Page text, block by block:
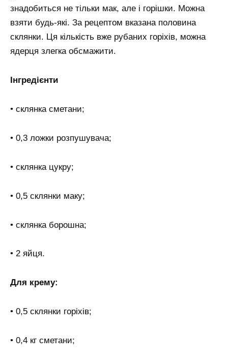
знадобиться не тільки мак, але і горішки. Можна
взяти будь-які. За рецептом вказана половина
склянки. Ця кількість вже рубаних горіхів, можна
ядерця злегка обсмажити.
Інгредієнти
• склянка сметани;
• 0,3 ложки розпушувача;
• склянка цукру;
• 0,5 склянки маку;
• склянка борошна;
• 2 яйця.
Для крему:
• 0,5 склянки горіхів;
• 0,4 кг сметани;